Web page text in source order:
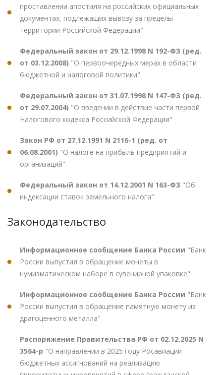
проставлении апостиля на российских официальных
документах, подлежащих вывозу за пределы
территории Российской Федерации"
Федеральный закон от 29.12.1998 N 192-ФЗ (ред.
от 03.12.2008) "О первоочередных мерах в области
бюджетной и налоговой политики"
Федеральный закон от 31.07.1998 N 147-ФЗ (ред.
от 29.07.2004) "О введении в действие части первой
Налогового кодекса Российской Федерации"
Закон РФ от 27.12.1991 N 2116-1 (ред. от
06.08.2001) "О налоге на прибыль предприятий и
организаций"
Федеральный закон от 14.12.2001 N 163-ФЗ "Об
индексации ставок земельного налога"
Законодательство
Информационное сообщение Банка России "Банк
России выпустил в обращение монеты в
нумизматическом наборе в сувенирной упаковке"
Информационное сообщение Банка России "Банк
России выпустил в обращение памятную монету из
драгоценного металла"
Распоряжение Правительства РФ от 02.12.2025 N
3564-р "О направлении в 2025 году Росавиации
бюджетных ассигнований на реализацию